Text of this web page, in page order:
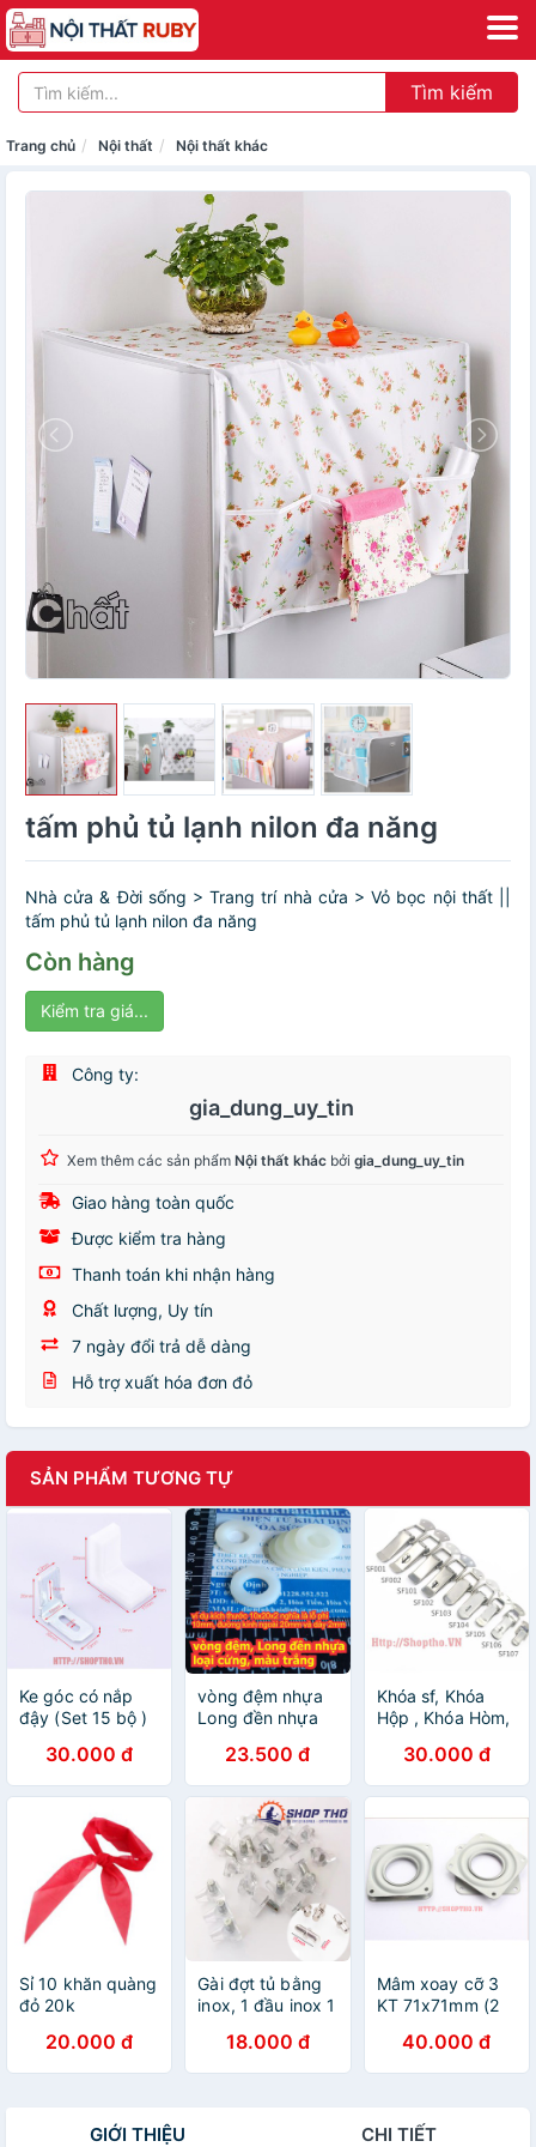
Tìm kiếm
Trang chủ Nội thất Nội thất khác
tấm phủ tủ lạnh nilon đa năng
Nhà cửa & Đời sống > Trang trí nhà cửa > Vỏ bọc nội thất ||
tấm phủ tủ lạnh nilon đa năng
Còn hàng
Kiểm tra giá...
Công ty:
gia_dung_uy_tin
Xem thêm các sản phẩm Nội thất khác bởi gia_dung_uy_tin
Giao hàng toàn quốc
Được kiểm tra hàng
Thanh toán khi nhận hàng
Chất lượng, Uy tín
7 ngày đổi trả dễ dàng
Hỗ trợ xuất hóa đơn đỏ
SẢN PHẨM TƯƠNG TỰ
Ke góc có nắp
đậy (Set 15 bộ )
30.000 đ
vòng đệm nhựa
Long đền nhựa
M2/3/4/5/6/8/10/12/16/20mm
kde0210
23.500 đ
Khóa sf, Khóa
Hộp , Khóa Hòm,
inox 304 (sf103,
105, 106, 108,
107j) set 2 cái
30.000 đ
Sỉ 10 khăn quàng
đỏ 20k
20.000 đ
Gài đợt tủ bằng
inox, 1 đầu inox 1
18.000 đ
Mâm xoay cỡ 3
KT 71x71mm (2
40.000 đ
GIỚI THIỆU CHI TIẾT